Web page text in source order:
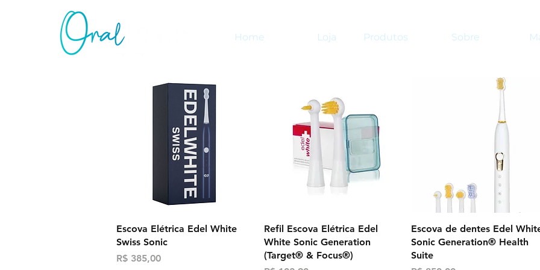
Home Loja Produtos Sobre
Visualização rápida
Escova Elétrica Edel White
Swiss Sonic
Preço
R$ 385,00
Visualização rápida
Refil Escova Elétrica Edel
White Sonic Generation
(Target® & Focus®)
Visualização rápida
Escova de dentes Edel
Sonic Generation® Health
Suite